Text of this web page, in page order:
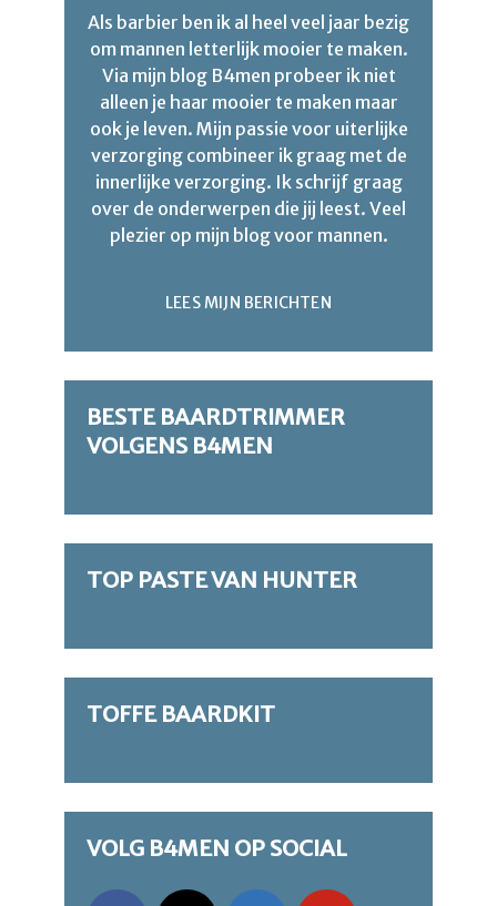
Als barbier ben ik al heel veel jaar bezig
om mannen letterlijk mooier te maken.
Via mijn blog B4men probeer ik niet
alleen je haar mooier te maken maar
ook je leven. Mijn passie voor uiterlijke
verzorging combineer ik graag met de
innerlijke verzorging. Ik schrijf graag
over de onderwerpen die jij leest. Veel
plezier op mijn blog voor mannen.
LEES MIJN BERICHTEN
BESTE BAARDTRIMMER
VOLGENS B4MEN
TOP PASTE VAN HUNTER
TOFFE BAARDKIT
VOLG B4MEN OP SOCIAL